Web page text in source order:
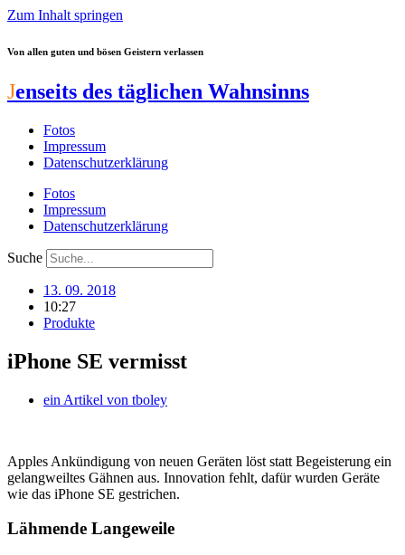
Zum Inhalt springen
Von allen guten und bösen Geistern verlassen
Jenseits des täglichen Wahnsinns
Fotos
Impressum
Datenschutzerklärung
Fotos
Impressum
Datenschutzerklärung
Suche
13. 09. 2018
10:27
Produkte
iPhone SE vermisst
ein Artikel von tboley
Apples Ankündigung von neuen Geräten löst statt Begeisterung ein
gelangweiltes Gähnen aus. Innovation fehlt, dafür wurden Geräte
wie das iPhone SE gestrichen.
Lähmende Langeweile